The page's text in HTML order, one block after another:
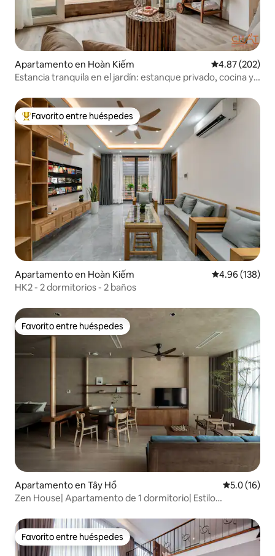
Apartamento en Hoàn Kiếm Calificación
4.87 (202)
Estancia tranquila en el jardín: estanque privado, cocina y
Favorito entre huéspedes preferido
Favorito entre huéspedes
Apartamento en Hoàn Kiếm Calificación
4.96 (138)
HK2 - 2 dormitorios - 2 baños
Favorito entre huéspedes
Favorito entre huéspedes
Apartamento en Tây Hồ Calificación
5.0 (16)
Zen House| Apartamento de 1 dormitorio| Estilo
Favorito entre huéspedes
Favorito entre huéspedes